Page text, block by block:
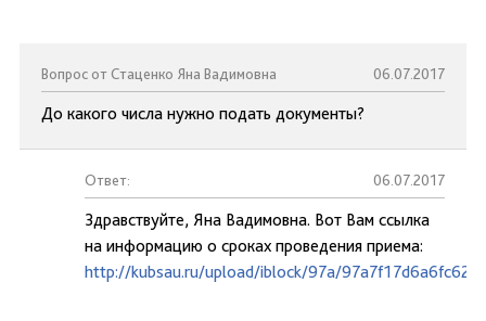
Вопрос от Стаценко Яна Вадимовна 06.07.2017
До какого числа нужно подать документы?
Ответ: 06.07.2017
Здравствуйте, Яна Вадимовна. Вот Вам ссылка
на информацию о сроках проведения приема:
http://kubsau.ru/upload/iblock/97a/